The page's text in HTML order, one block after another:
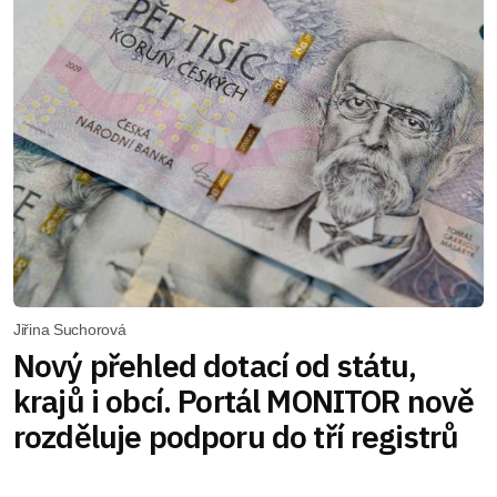
Jiřina Suchorová
Nový přehled dotací od státu,
krajů i obcí. Portál MONITOR nově
rozděluje podporu do tří registrů